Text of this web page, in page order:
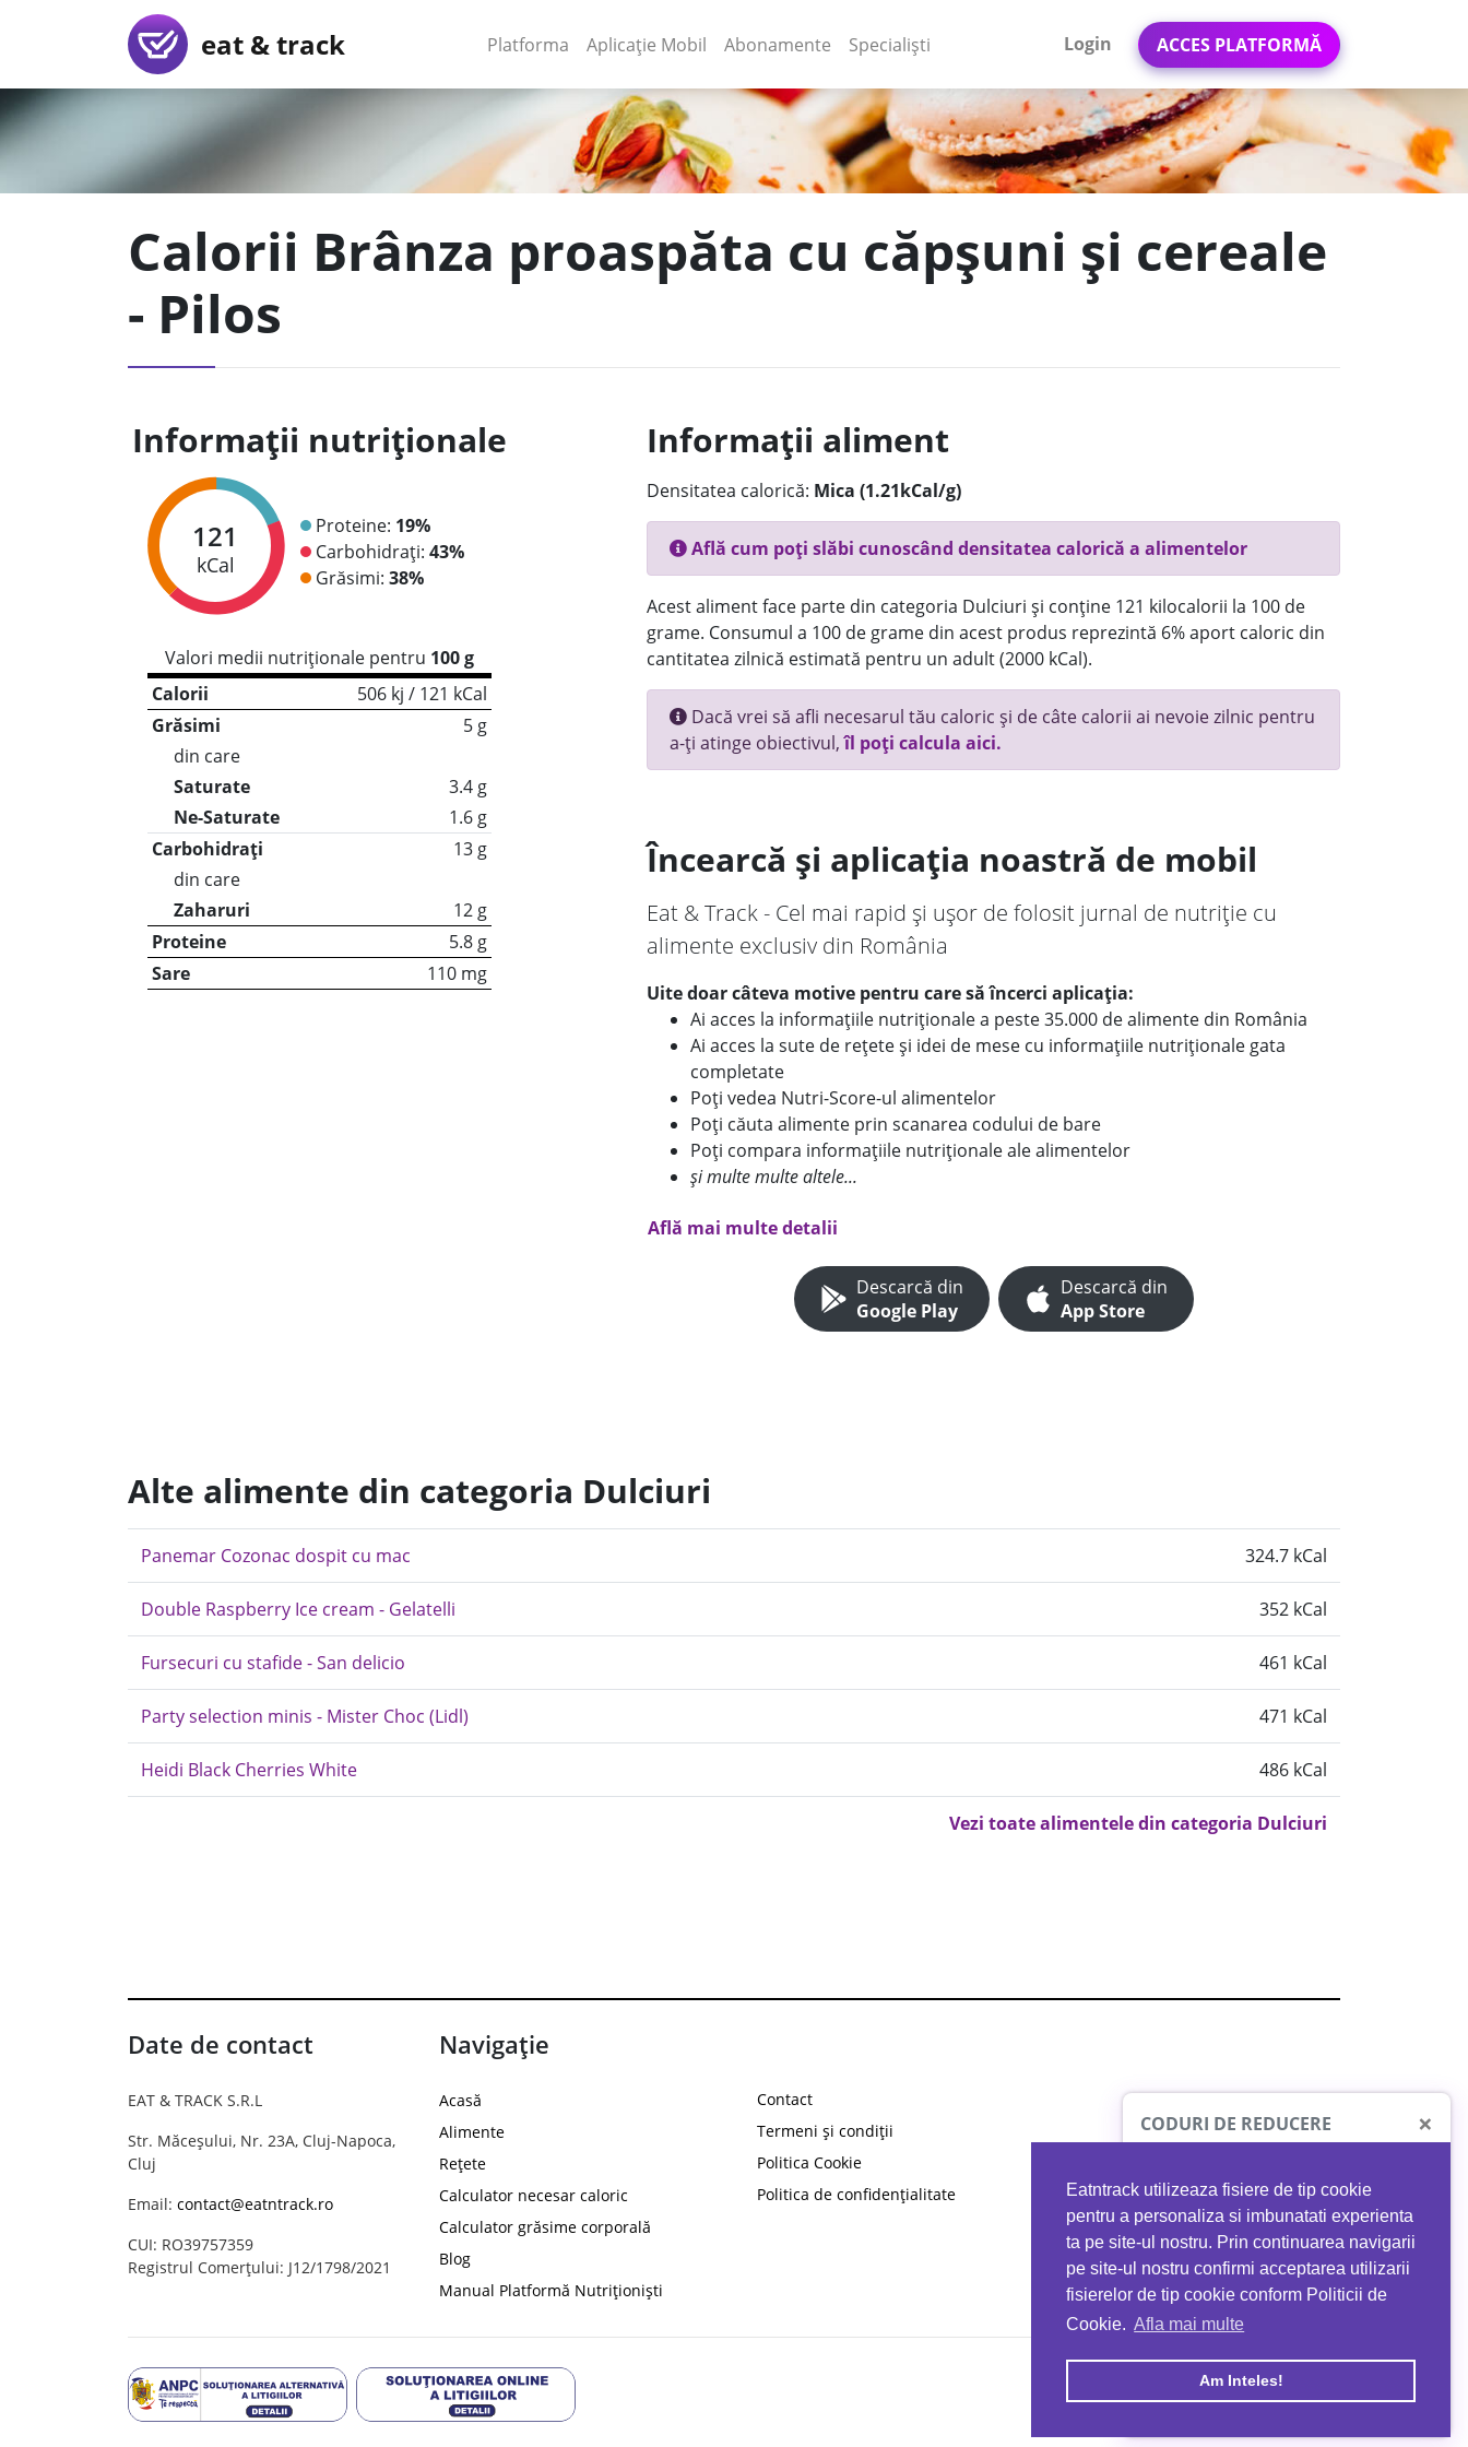
Eatntrack utilizeaza fisiere de tip cookie
pentru a personaliza si imbunatati experienta
ta pe site-ul nostru. Prin continuarea navigarii
pe site-ul nostru confirmi acceptarea utilizarii
fisierelor de tip cookie conform Politicii de
Cookie. Afla mai multe
Am Inteles!
eat & track Platforma (current)
Aplicație Mobil (current)
Abonamente Specialiști Login ACCES PLATFORMĂ
Calorii Brânza proaspăta cu căpșuni și cereale
- Pilos
Informații nutriționale
121
kCal
Proteine: 19%
Carbohidrați: 43%
Grăsimi: 38%
Valori medii nutriționale pentru 100 g
Calorii
506 kj / 121 kCal
Grăsimi
5 g
din care
Saturate
3.4 g
Ne-Saturate
1.6 g
Carbohidrați
13 g
din care
Zaharuri
12 g
Proteine
5.8 g
Sare
110 mg
Informații aliment
Densitatea calorică: Mica (1.21kCal/g)
Află cum poți slăbi cunoscând densitatea calorică a alimentelor
Acest aliment face parte din categoria Dulciuri și conține 121 kilocalorii la 100 de
grame. Consumul a 100 de grame din acest produs reprezintă 6% aport caloric din
cantitatea zilnică estimată pentru un adult (2000 kCal).
Dacă vrei să afli necesarul tău caloric și de câte calorii ai nevoie zilnic pentru
a-ți atinge obiectivul,îl poți calcula aici.
Încearcă și aplicația noastră de mobil
Eat & Track - Cel mai rapid și ușor de folosit jurnal de nutriție cu
alimente exclusiv din România
Uite doar câteva motive pentru care să încerci aplicația:
Ai acces la informațiile nutriționale a peste 35.000 de alimente din România
Ai acces la sute de rețete și idei de mese cu informațiile nutriționale gata
completate
Poți vedea Nutri-Score-ul alimentelor
Poți căuta alimente prin scanarea codului de bare
Poți compara informațiile nutriționale ale alimentelor
și multe multe altele...
Află mai multe detalii
Descarcă din
Google Play
Descarcă din
App Store
Alte alimente din categoria Dulciuri
Panemar Cozonac dospit cu mac 324.7 kCal
Double Raspberry Ice cream - Gelatelli 352 kCal
Fursecuri cu stafide - San delicio 461 kCal
Party selection minis - Mister Choc (Lidl) 471 kCal
Heidi Black Cherries White 486 kCal
Vezi toate alimentele din categoria Dulciuri
Date de contact
EAT & TRACK S.R.L
Str. Măceșului, Nr. 23A, Cluj-Napoca,
Cluj
Email: contact@eatntrack.ro
CUI: RO39757359
Registrul Comerțului: J12/1798/2021
Navigație
Acasă
Alimente
Rețete
Calculator necesar caloric
Calculator grăsime corporală
Blog
Manual Platformă Nutriționiști
Contact
Termeni și condiții
Politica Cookie
Politica de confidențialitate
CODURI DE REDUCERE ×
PROTO41
reducere la orice comandă
EATNTRACK
MYPROTEIN
Ai40%reducere la orice comandă
folosind codul EATTRACK